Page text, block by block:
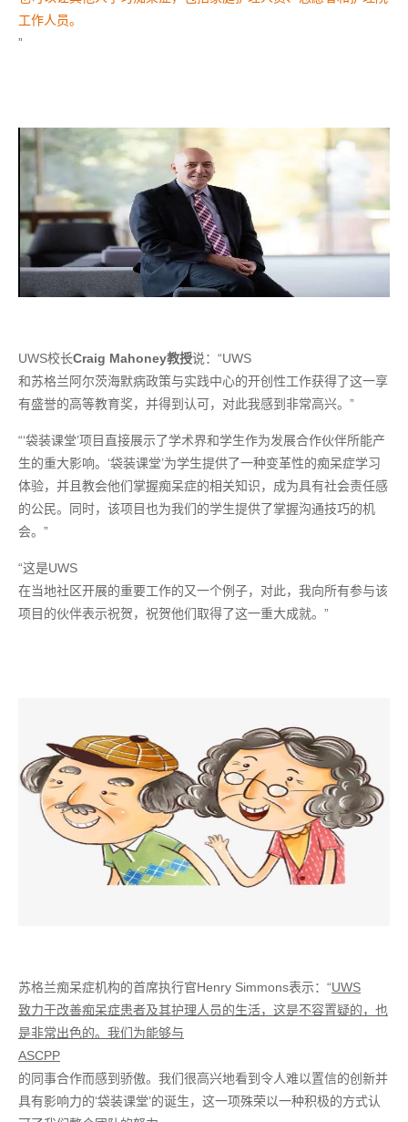
工作人员。
”
UWS校长Craig Mahoney教授说：“UWS
和苏格兰阿尔茨海默病政策与实践中心的开创性工作获得了这一享
有盛誉的高等教育奖，并得到认可，对此我感到非常高兴。”
“‘袋装课堂’项目直接展示了学术界和学生作为发展合作伙伴所能产
生的重大影响。‘袋装课堂’为学生提供了一种变革性的痴呆症学习
体验，并且教会他们掌握痴呆症的相关知识，成为具有社会责任感
的公民。同时，该项目也为我们的学生提供了掌握沟通技巧的机
会。”
“这是UWS
在当地社区开展的重要工作的又一个例子，对此，我向所有参与该
项目的伙伴表示祝贺，祝贺他们取得了这一重大成就。”
苏格兰痴呆症机构的首席执行官Henry Simmons表示：“UWS
致力于改善痴呆症患者及其护理人员的生活，这是不容置疑的，也
是非常出色的。我们为能够与
ASCPP
的同事合作而感到骄傲。我们很高兴地看到令人难以置信的创新并
具有影响力的‘袋装课堂’的诞生，这一项殊荣以一种积极的方式认